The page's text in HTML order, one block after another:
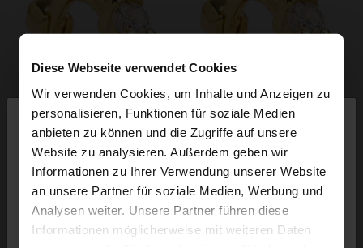
Diese Webseite verwendet Cookies
Wir verwenden Cookies, um Inhalte und Anzeigen zu
personalisieren, Funktionen für soziale Medien
anbieten zu können und die Zugriffe auf unsere
Website zu analysieren. Außerdem geben wir
Informationen zu Ihrer Verwendung unserer Website
an unsere Partner für soziale Medien, Werbung und
Analysen weiter. Unsere Partner führen diese
Informationen möglicherweise mit weiteren Daten
hallo
Sie greifen von Luxembourg auf die Website zu.
Möchten Sie unsere United States Website